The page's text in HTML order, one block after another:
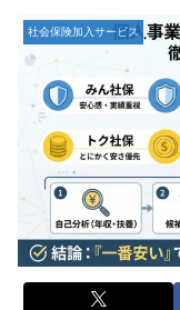
社会保険加入サービス